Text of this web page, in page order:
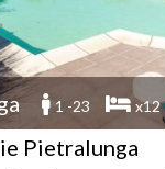
1 -23 x12
Pietralunga